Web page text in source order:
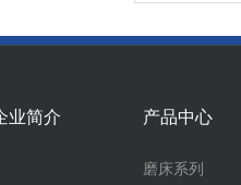
业简介 产品中心
磨床系列